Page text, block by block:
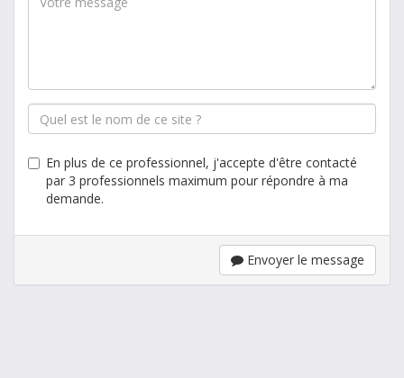
En plus de ce professionnel, j'accepte d'être contacté
par 3 professionnels maximum pour répondre à ma
demande.
Envoyer le message